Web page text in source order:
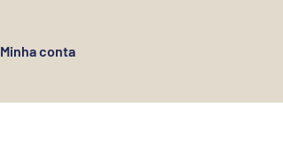
Minha conta